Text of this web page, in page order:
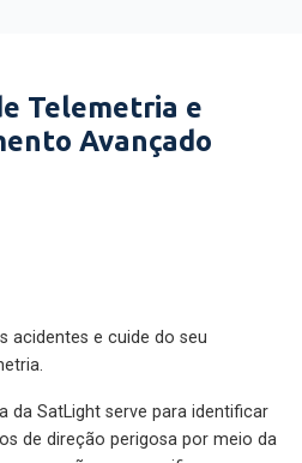
Telemetria e
Avançado
acidentes e cuide do seu
da SatLight serve para identificar
de direção perigosa por meio da